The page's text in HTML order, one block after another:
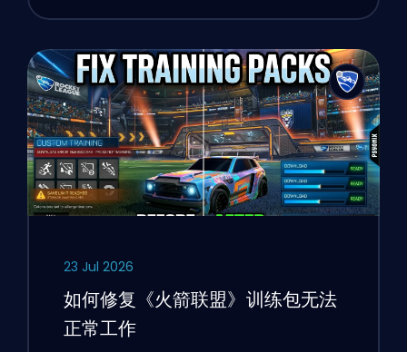
23 Jul 2026
如何修复《火箭联盟》训练包无法
正常工作